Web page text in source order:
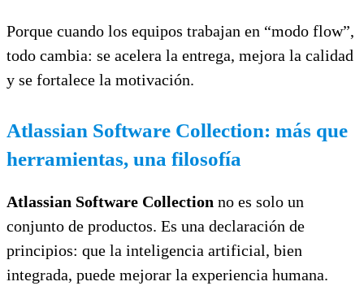
Porque cuando los equipos trabajan en “modo flow”,
todo cambia: se acelera la entrega, mejora la calidad
y se fortalece la motivación.
Atlassian Software Collection: más que
herramientas, una filosofía
Atlassian Software Collection no es solo un
conjunto de productos. Es una declaración de
principios: que la inteligencia artificial, bien
integrada, puede mejorar la experiencia humana.